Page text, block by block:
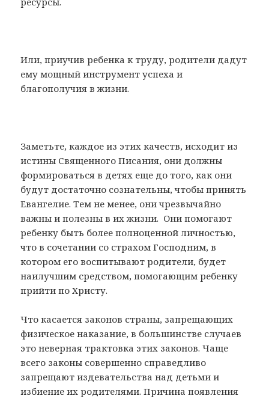
Или, приучив ребенка к труду, родители дадут
ему мощный инструмент успеха и
благополучия в жизни.
Заметьте, каждое из этих качеств, исходит из
истины Священного Писания, они должны
формироваться в детях еще до того, как они
будут достаточно сознательны, чтобы принять
Евангелие. Тем не менее, они чрезвычайно
важны и полезны в их жизни. Они помогают
ребенку быть более полноценной личностью,
что в сочетании со страхом Господним, в
котором его воспитывают родители, будет
наилучшим средством, помогающим ребенку
прийти по Христу.
Что касается законов страны, запрещающих
физическое наказание, в большинстве случаев
это неверная трактовка этих законов. Чаще
всего законы совершенно справедливо
запрещают издевательства над детьми и
избиение их родителями. Причина появления